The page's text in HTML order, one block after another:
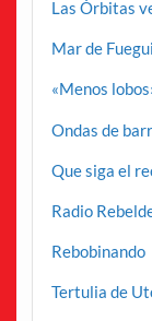
Las Órbitas
Mar de
«Menos
Ondas de
Que siga el
Radio
Rebobinando
Tertulia de